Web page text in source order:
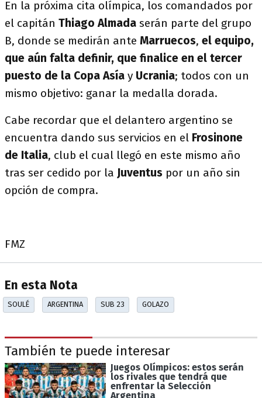
En la próxima cita olímpica, los comandados por
el capitán Thiago Almada serán parte del grupo
B, donde se medirán ante Marruecos, el equipo,
que aún falta definir, que finalice en el tercer
puesto de la Copa Asía y Ucrania; todos con un
mismo objetivo: ganar la medalla dorada.
Cabe recordar que el delantero argentino se
encuentra dando sus servicios en el Frosinone
de Italia, club el cual llegó en este mismo año
tras ser cedido por la Juventus por un año sin
opción de compra.
FMZ
En esta Nota
SOULÉ ARGENTINA SUB 23 GOLAZO
También te puede interesar
Juegos Olímpicos: estos serán
los rivales que tendrá que
enfrentar la Selección
Argentina